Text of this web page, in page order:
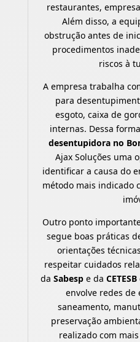
restaurantes,
Além disso, a
obstrução antes de
procedimentos
riscos à
A empresa trabalha
para
esgoto, caixa de
internas. Dessa
desentupidora no
Ajax Soluções uma
identificar a causa do
método mais indicado
Outro ponto
segue boas práticas
orientações
respeitar cuidados
daSabesp e daCETESB
envolve redes de
saneamento,
preservação
realizado com